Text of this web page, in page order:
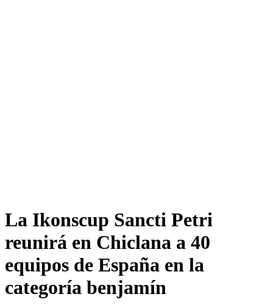
La Ikonscup Sancti Petri
reunirá en Chiclana a 40
equipos de España en la
categoría benjamín